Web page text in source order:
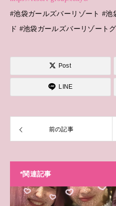
#池袋ガールズバーリゾート #
ド #池袋ガールズバーリゾート
Post
LINE
前の記事
*関連記事